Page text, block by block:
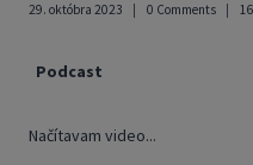
29. októbra 2023 0 Comments 16
Podcast
Načítavam video...